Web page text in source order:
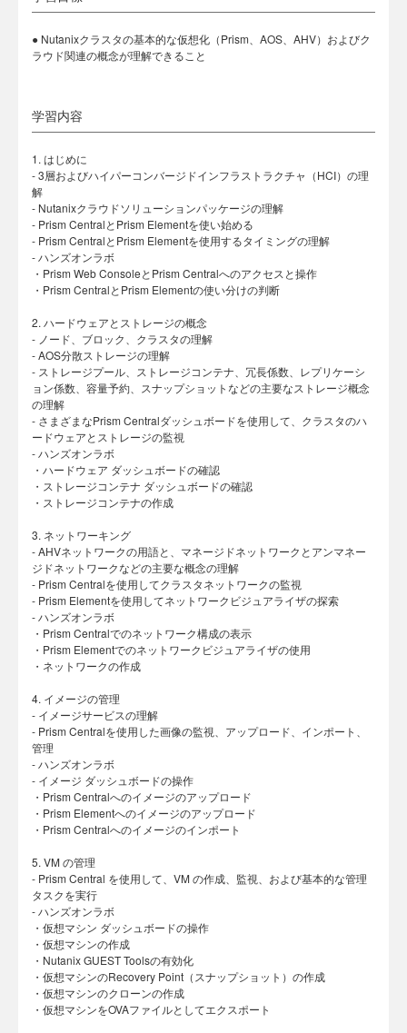
● Nutanixクラスタの基本的な仮想化（Prism、AOS、AHV）およびク
ラウド関連の概念が理解できること
学習内容
1. はじめに
- 3層およびハイパーコンバージドインフラストラクチャ（HCI）の理
解
- Nutanixクラウドソリューションパッケージの理解
- Prism CentralとPrism Elementを使い始める
- Prism CentralとPrism Elementを使用するタイミングの理解
- ハンズオンラボ
・Prism Web ConsoleとPrism Centralへのアクセスと操作
・Prism CentralとPrism Elementの使い分けの判断
2. ハードウェアとストレージの概念
- ノード、ブロック、クラスタの理解
- AOS分散ストレージの理解
- ストレージプール、ストレージコンテナ、冗長係数、レプリケーシ
ョン係数、容量予約、スナップショットなどの主要なストレージ概念
の理解
- さまざまなPrism Centralダッシュボードを使用して、クラスタのハ
ードウェアとストレージの監視
- ハンズオンラボ
・ハードウェア ダッシュボードの確認
・ストレージコンテナ ダッシュボードの確認
・ストレージコンテナの作成
3. ネットワーキング
- AHVネットワークの用語と、マネージドネットワークとアンマネー
ジドネットワークなどの主要な概念の理解
- Prism Centralを使用してクラスタネットワークの監視
- Prism Elementを使用してネットワークビジュアライザの探索
- ハンズオンラボ
・Prism Centralでのネットワーク構成の表示
・Prism Elementでのネットワークビジュアライザの使用
・ネットワークの作成
4. イメージの管理
- イメージサービスの理解
- Prism Centralを使用した画像の監視、アップロード、インポート、
管理
- ハンズオンラボ
- イメージ ダッシュボードの操作
・Prism Centralへのイメージのアップロード
・Prism Elementへのイメージのアップロード
・Prism Centralへのイメージのインポート
5. VM の管理
- Prism Central を使用して、VM の作成、監視、および基本的な管理
タスクを実行
- ハンズオンラボ
・仮想マシン ダッシュボードの操作
・仮想マシンの作成
・Nutanix GUEST Toolsの有効化
・仮想マシンのRecovery Point（スナップショット）の作成
・仮想マシンのクローンの作成
・仮想マシンをOVAファイルとしてエクスポート